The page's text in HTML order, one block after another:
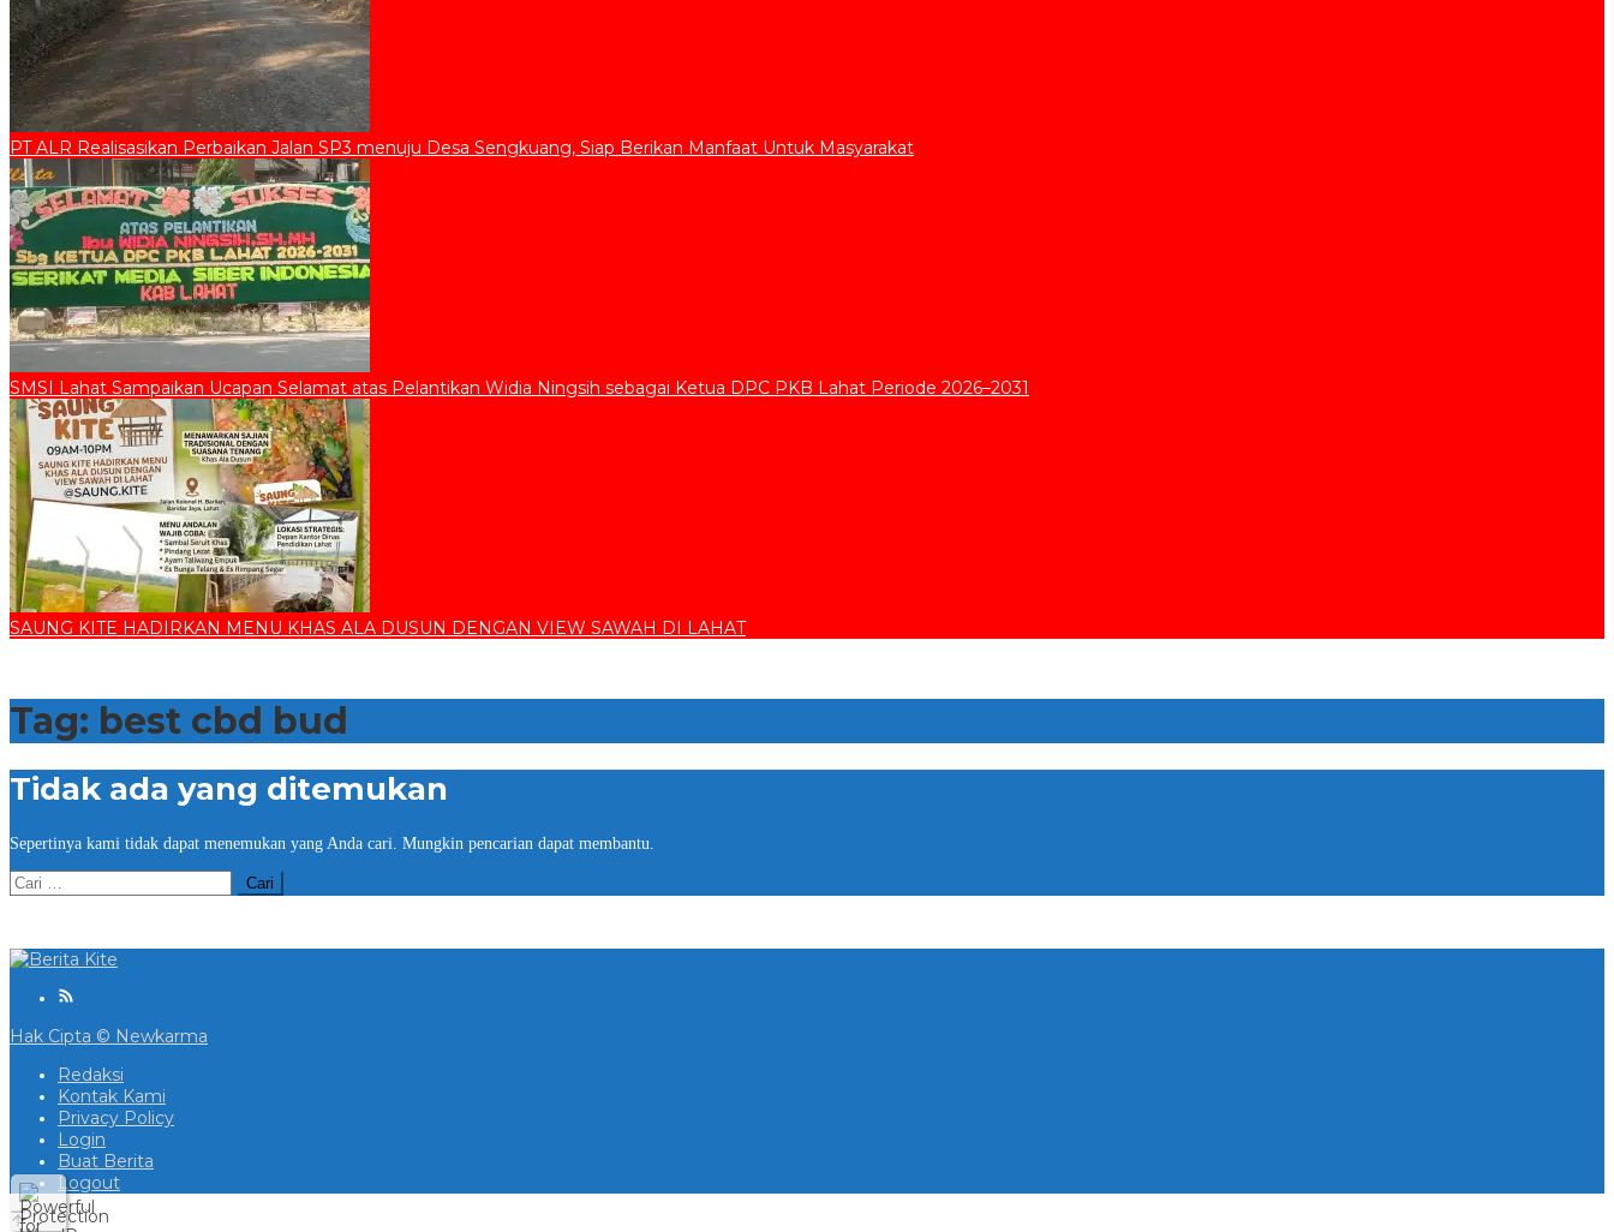
PT ALR Realisasikan Perbaikan Jalan SP3 menuju Desa Sengkuang, Siap Berikan Manfaat Untuk Masyarakat
SMSI Lahat Sampaikan Ucapan Selamat atas Pelantikan Widia Ningsih sebagai Ketua DPC PKB Lahat Periode 2026–2031
SAUNG KITE HADIRKAN MENU KHAS ALA DUSUN DENGAN VIEW SAWAH DI LAHAT
Tag: best cbd bud
Tidak ada yang ditemukan
Sepertinya kami tidak dapat menemukan yang Anda cari. Mungkin pencarian dapat membantu.
Cari
untuk:
Hak Cipta © Newkarma
Redaksi
Kontak Kami
Privacy Policy
Login
Buat Berita
Logout